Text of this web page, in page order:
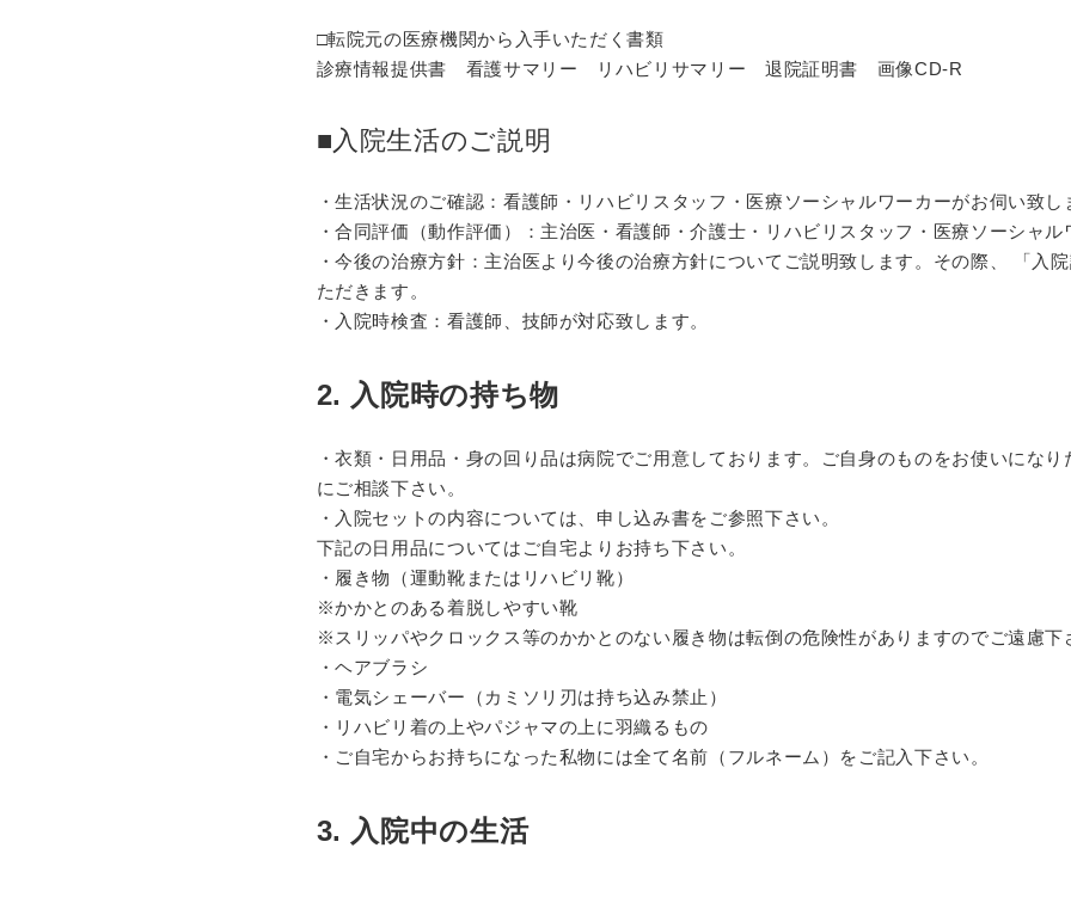
□転院元の医療機関から入手いただく書類
診療情報提供書 看護サマリー リハビリサマリー 退院証明書 画像CD-R
■入院生活のご説明
・生活状況のご確認：看護師・リハビリスタッフ・医療ソーシャルワーカーがお伺い致し
・合同評価（動作評価）：主治医・看護師・介護士・リハビリスタッフ・医療ソ ーシャル
・今後の治療方針：主治医より今後の治療方針についてご説明致します。その際、
「入
ただきます。
・入院時検査：看護師、技師が対応致します。
2. 入院時の持ち物
・衣類・日用品・身の回り品は病院でご用意しております。 ご自身のものをお使いになり
にご相談下さい。
・入院セットの内容については、申し込み書をご参照下さい。
下記の日用品についてはご自宅よりお持ち下さい。
・履き物（運動靴またはリハビリ靴）
※かかとのある着脱しやすい靴
※スリッパやクロックス等のかかとのない履き物は転倒の危険性がありま すのでご遠慮下
・ヘアブラシ
・電気シェーバー（カミソリ刃は持ち込み禁止）
・リハビリ着の上やパジャマの上に羽織るもの
・ご自宅からお持ちになった私物には全て名前（フルネーム）をご記入下さい。
3. 入院中の生活